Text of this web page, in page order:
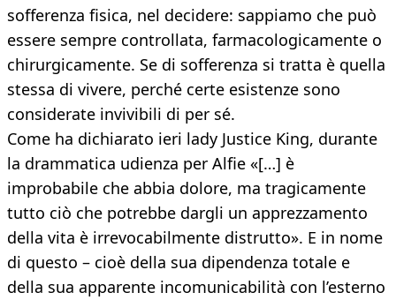
sofferenza fisica, nel decidere: sappiamo che può
essere sempre controllata, farmacologicamente o
chirurgicamente. Se di sofferenza si tratta è quella
stessa di vivere, perché certe esistenze sono
considerate invivibili di per sé.
Come ha dichiarato ieri lady Justice King, durante
la drammatica udienza per Alfie «[…] è
improbabile che abbia dolore, ma tragicamente
tutto ciò che potrebbe dargli un apprezzamento
della vita è irrevocabilmente distrutto». E in nome
di questo – cioè della sua dipendenza totale e
della sua apparente incomunicabilità con l’esterno